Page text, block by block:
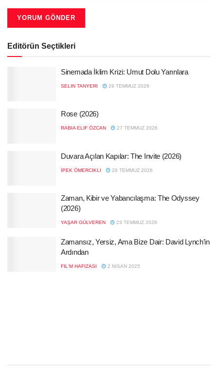
Editörün Seçtikleri
Sinemada İklim Krizi: Umut Dolu Yarınlara
SELIN TANYERI 29 TEMMUZ 2026
Rose (2026)
RABIA ELIF ÖZCAN 27 TEMMUZ 2026
Duvara Açılan Kapılar: The Invite (2026)
İPEK ÖMERCIKLI 26 TEMMUZ 2026
Zaman, Kibir ve Yabancılaşma: The Odyssey
(2026)
YAŞAR GÜLVEREN 23 TEMMUZ 2026
Zamansız, Yersiz, Ama Bize Dair: David Lynch’in
Ardından
FIL'M HAFIZASI 2 NISAN 2025